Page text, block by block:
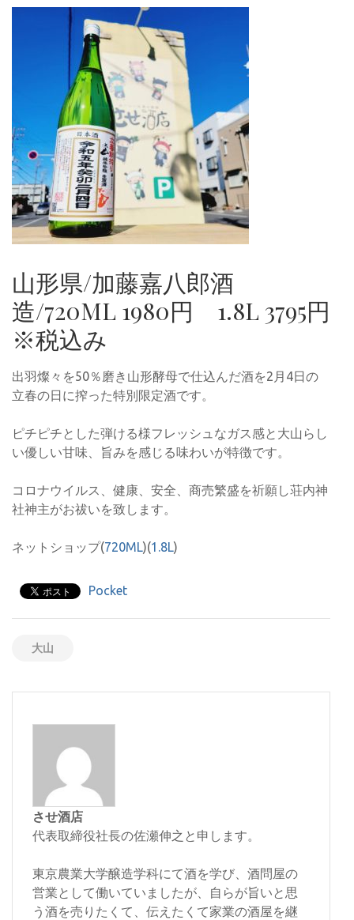
山形県/加藤嘉八郎酒
造/720ML 1980円 1.8L 3795円
※税込み
出羽燦々を50％磨き山形酵母で仕込んだ酒を2月4日の
立春の日に搾った特別限定酒です。
ピチピチとした弾ける様フレッシュなガス感と大山らし
い優しい甘味、旨みを感じる味わいが特徴です。
コロナウイルス、健康、安全、商売繁盛を祈願し荘内神
社神主がお祓いを致します。
ネットショップ(720ML)(1.8L)
Pocket
大山
させ酒店
代表取締役社長の佐瀬伸之と申します。
東京農業大学醸造学科にて酒を学び、酒問屋の
営業として働いていましたが、自らが旨いと思
う酒を売りたくて、伝えたくて家業の酒屋を継